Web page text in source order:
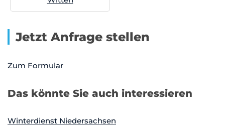
Jetzt Anfrage stellen
Zum Formular
Das könnte Sie auch interessieren
Winterdienst Niedersachsen